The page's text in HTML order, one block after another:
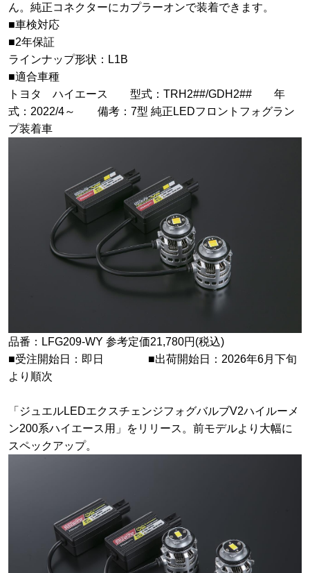
ん。純正コネクターにカプラーオンで装着できます。
■車検対応
■2年保証
ラインナップ形状：L1B
■適合車種
トヨタ ハイエース 型式：TRH2##/GDH2## 年
式：2022/4～ 備考：7型 純正LEDフロントフォグラン
プ装着車
品番：LFG209-WY 参考定価21,780円(税込)
■受注開始日：即日 ■出荷開始日：2026年6月下旬
より順次
「ジュエルLEDエクスチェンジフォグバルブV2ハイルーメ
ン200系ハイエース用」をリリース。前モデルより大幅に
スペックアップ。